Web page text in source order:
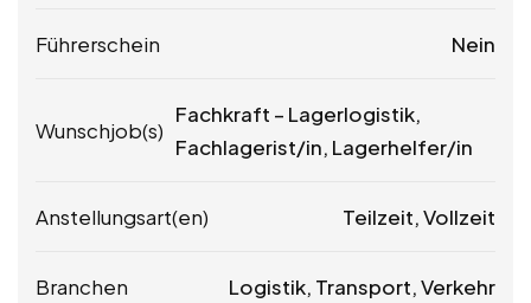
Führerschein Nein
Wunschjob(s)
Fachkraft – Lagerlogistik,
Fachlagerist/in, Lagerhelfer/in
Anstellungsart(en) Teilzeit, Vollzeit
Branchen Logistik, Transport, Verkehr